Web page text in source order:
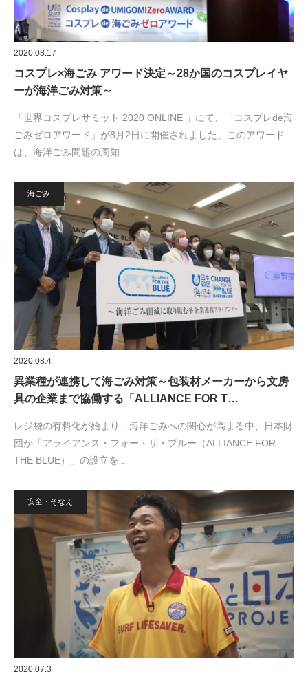
2020.08.17
コスプレ×海ごみ アワード決定～28か国のコスプレイヤ
ーが海洋ごみ対策～
「世界コスプレサミット 2020 ONLINE 」にて、「コスプレde海
ごみゼロアワード」が8月2日に開催されました。このアワード
は、海洋ごみ問題の周知…
海ごみ
2020.08.4
異業種が連携して海ごみ対策～包装材メーカーから文房
具の企業まで協働する「ALLIANCE FOR T…
レジ袋の有料化が始まり、海洋ごみへの関心が高まる中、日本財
団が「アライアンス・フォー・ザ・ブルー（ALLIANCE FOR
THE BLUE）」の設立を…
安全・そなえ
2020.07.3